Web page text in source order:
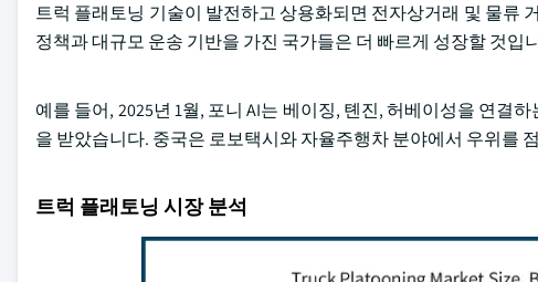
트럭 플래토닝 기술이 발전하고 상용화되면 전자상거래 및 물류
정책과 대규모 운송 기반을 가진 국가들은 더 빠르게 성장할 것입
예를 들어, 2025년 1월, 포니 AI는 베이징, 톈진, 허베이성을 연결
을 받았습니다. 중국은 로보택시와 자율주행차 분야에서 우위를
트럭 플래토닝 시장 분석